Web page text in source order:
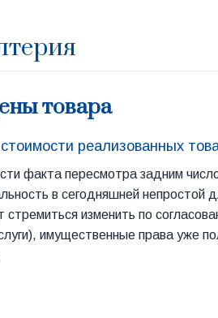
товара
реализованных
факта пересмотра задним
в сегодняшней непростой
изменить по
имущественные права уже